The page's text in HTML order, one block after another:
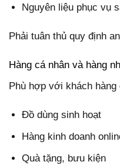
Nguyên liệu phục vụ
Phải tuân thủ quy định
Hàng cá nhân và hàng
Phù hợp với khách hàng
Đồ dùng sinh hoạt
Hàng kinh doanh
Quà tặng, bưu kiện